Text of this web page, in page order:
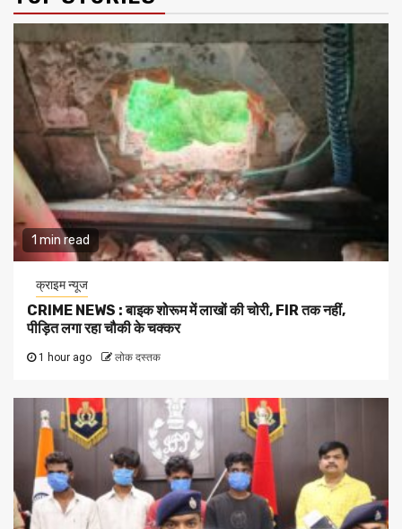
1 min read
क्राइम न्यूज
CRIME NEWS : बाइक शोरूम में लाखों की चोरी, FIR तक नहीं,
पीड़ित लगा रहा चौकी के चक्कर
1 hour ago लोक दस्तक